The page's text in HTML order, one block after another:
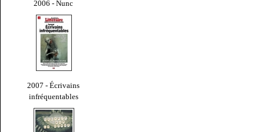
2006 - Nunc
2007 - Écrivains
infréquentables